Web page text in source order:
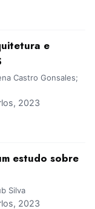
e
Castro Gonsales;
2023
estudo sobre
Silva
2023